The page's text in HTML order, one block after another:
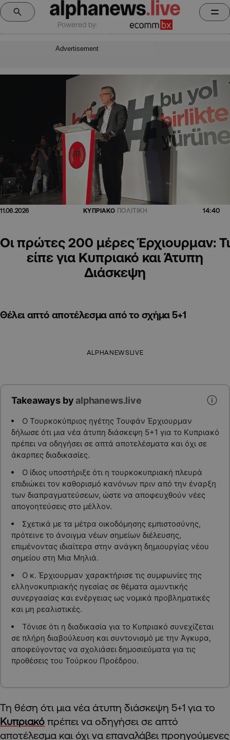
Powered by:
Advertisement
11.06.2026 ΚΥΠΡΙΑΚΟ ΠΟΛΙΤΙΚΗ 14:40
Οι πρώτες 200 μέρες Έρχιουρμαν: Τι
είπε για Κυπριακό και Άτυπη
Διάσκεψη
Θέλει απτό αποτέλεσμα από το σχήμα 5+1
ALPHANEWSLIVE
Takeaways byalphanews.live
Ο Τουρκοκύπριος ηγέτης Τουφάν Έρχιουρμαν
δήλωσε ότι μια νέα άτυπη διάσκεψη 5+1 για το Κυπριακό
πρέπει να οδηγήσει σε απτά αποτελέσματα και όχι σε
άκαρπες διαδικασίες.
Ο ίδιος υποστήριξε ότι η τουρκοκυπριακή πλευρά
επιδιώκει τον καθορισμό κανόνων πριν από την έναρξη
των διαπραγματεύσεων, ώστε να αποφευχθούν νέες
απογοητεύσεις στο μέλλον.
Σχετικά με τα μέτρα οικοδόμησης εμπιστοσύνης,
πρότεινε το άνοιγμα νέων σημείων διέλευσης,
επιμένοντας ιδιαίτερα στην ανάγκη δημιουργίας νέου
σημείου στη Μια Μηλιά.
Ο κ. Έρχιουρμαν χαρακτήρισε τις συμφωνίες της
ελληνοκυπριακής ηγεσίας σε θέματα αμυντικής
συνεργασίας και ενέργειας ως νομικά προβληματικές
και μη ρεαλιστικές.
Τόνισε ότι η διαδικασία για το Κυπριακό συνεχίζεται
σε πλήρη διαβούλευση και συντονισμό με την Άγκυρα,
αποφεύγοντας να σχολιάσει δημοσιεύματα για τις
προθέσεις του Τούρκου Προέδρου.
Τη θέση ότι μια νέα άτυπη διάσκεψη 5+1 για το
Κυπριακό πρέπει να οδηγήσει σε απτό
αποτέλεσμα και όχι να επαναλάβει προηγούμενες